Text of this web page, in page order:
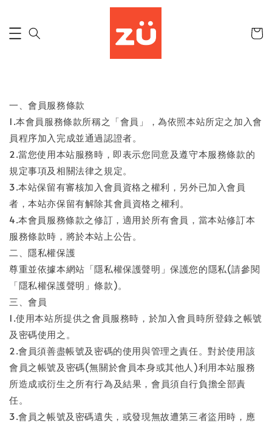
一、會員服務條款
1.本會員服務條款所稱之「會員」，為依照本站所定之加入會
員程序加入完成並通過認證者。
2.當您使用本站服務時，即表示您同意及遵守本服務條款的
規定事項及相關法律之規定。
3.本站保留有審核加入會員資格之權利，另外已加入會員
者，本站亦保留有解除其會員資格之權利。
4.本會員服務條款之修訂，適用於所有會員，當本站修訂本
服務條款時，將於本站上公告。
二、隱私權保護
尊重並依據本網站「隱私權保護聲明」保護您的隱私(請參閱
「隱私權保護聲明」條款)。
三、會員
1.使用本站所提供之會員服務時，於加入會員時所登錄之帳號
及密碼使用之。
2.會員須善盡帳號及密碼的使用與管理之責任。對於使用該
會員之帳號及密碼(無關於會員本身或其他人)利用本站服務
所造成或衍生之所有行為及結果，會員須自行負擔全部責
任。
3.會員之帳號及密碼遺失，或發現無故遭第三者盜用時，應